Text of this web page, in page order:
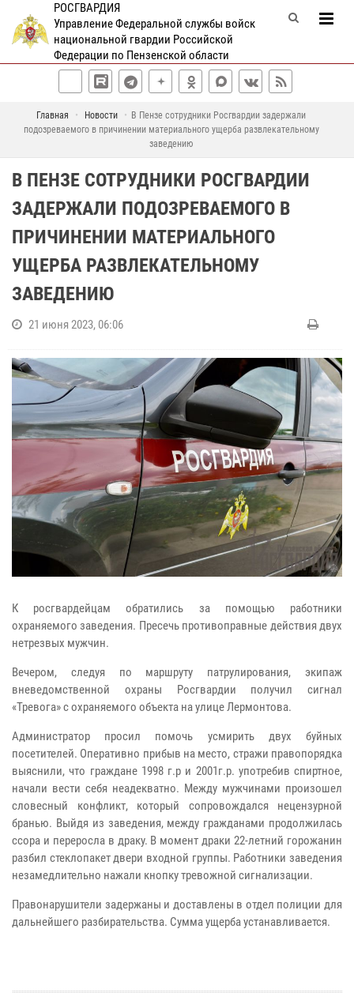
РОСГВАРДИЯ
Управление Федеральной службы войск
национальной гвардии Российской
Федерации по Пензенской области
Главная Новости
В Пензе сотрудники Росгвардии задержали
подозреваемого в причинении материального ущерба развлекательному
заведению
В ПЕНЗЕ СОТРУДНИКИ РОСГВАРДИИ
ЗАДЕРЖАЛИ ПОДОЗРЕВАЕМОГО В
ПРИЧИНЕНИИ МАТЕРИАЛЬНОГО
УЩЕРБА РАЗВЛЕКАТЕЛЬНОМУ
ЗАВЕДЕНИЮ
21 июня 2023, 06:06
К росгвардейцам обратились за помощью работники
охраняемого заведения. Пресечь противоправные действия двух
нетрезвых мужчин.
Вечером, следуя по маршруту патрулирования, экипаж
вневедомственной охраны Росгвардии получил сигнал
«Тревога» с охраняемого объекта на улице Лермонтова.
Администратор просил помочь усмирить двух буйных
посетителей. Оперативно прибыв на место, стражи правопорядка
выяснили, что граждане 1998 г.р и 2001г.р. употребив спиртное,
начали вести себя неадекватно. Между мужчинами произошел
словесный конфликт, который сопровождался нецензурной
бранью. Выйдя из заведения, между гражданами продолжилась
ссора и переросла в драку. В момент драки 22-летний горожанин
разбил стеклопакет двери входной группы. Работники заведения
незамедлительно нажали кнопку тревожной сигнализации.
Правонарушители задержаны и доставлены в отдел полиции для
дальнейшего разбирательства. Сумма ущерба устанавливается.